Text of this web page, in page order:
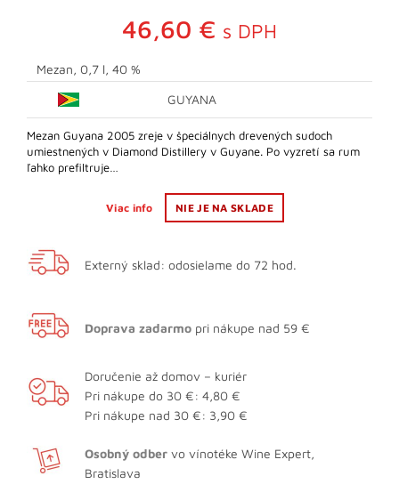
46,60 € s DPH
Mezan, 0,7 l, 40 %
GUYANA
Mezan Guyana 2005 zreje v špeciálnych drevených sudoch
umiestnených v Diamond Distillery v Guyane. Po vyzretí sa rum
ľahko prefiltruje…
Viac info NIE JE NA SKLADE
Externý sklad: odosielame do 72 hod.
Doprava zadarmo pri nákupe nad 59 €
Doručenie až domov – kuriér
Pri nákupe do 30 €: 4,80 €
Pri nákupe nad 30 €: 3,90 €
Osobný odber vo vínotéke Wine Expert,
Bratislava